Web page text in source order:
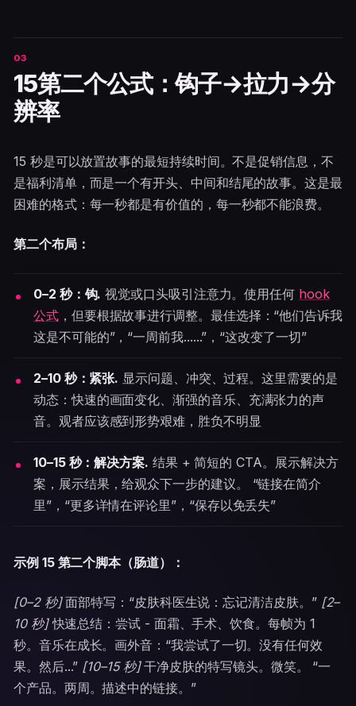
15第二个公式：钩子→拉力→分
辨率
15 秒是可以放置故事的最短持续时间。不是促销信息，不
是福利清单，而是一个有开头、中间和结尾的故事。这是最
困难的格式：每一秒都是有价值的，每一秒都不能浪费。
第二个布局：
0–2 秒：钩. 视觉或口头吸引注意力。使用任何 hook
公式，但要根据故事进行调整。最佳选择：“他们告诉我
这是不可能的”，“一周前我......”，“这改变了一切”
2–10 秒：紧张. 显示问题、冲突、过程。这里需要的是
动态：快速的画面变化、渐强的音乐、充满张力的声
音。观者应该感到形势艰难，胜负不明显
10–15 秒：解决方案. 结果 + 简短的 CTA。展示解决方
案，展示结果，给观众下一步的建议。 “链接在简介
里”，“更多详情在评论里”，“保存以免丢失”
示例 15 第二个脚本（肠道）：
[0–2 秒]面部特写：“皮肤科医生说：忘记清洁皮肤。” [2–
10 秒]快速总结：尝试 - 面霜、手术、饮食。每帧为 1
秒。音乐在成长。画外音：“我尝试了一切。没有任何效
果。然后...” [10–15 秒]干净皮肤的特写镜头。微笑。 “一
个产品。两周。描述中的链接。”